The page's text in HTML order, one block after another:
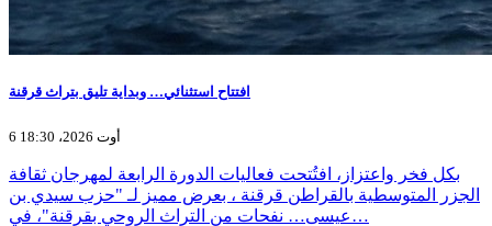
افتتاح استثنائي… وبداية تليق بتراث قرقنة
6 أوت 2026، 18:30
بكل فخر واعتزاز، افتُتحت فعاليات الدورة الرابعة لمهرجان ثقافة
الجزر المتوسطية بالقراطن قرقنة ، بعرض مميز لـ "حزب سيدي بن
عيسى… نفحات من التراث الروحي بقرقنة"، في…